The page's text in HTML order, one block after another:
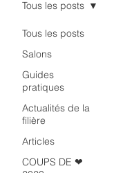
Tous les posts
Salons
Guides
pratiques
Actualités de la
filière
Articles
COUPS DE ❤
Tous les posts